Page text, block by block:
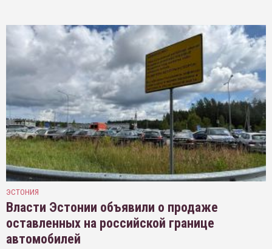
ЭСТОНИЯ
Власти Эстонии объявили о продаже
оставленных на российской границе
автомобилей